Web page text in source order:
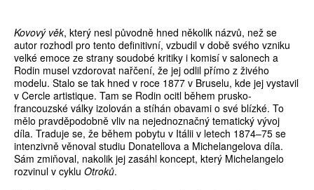
Kovový věk, který nesl původně hned několik názvů, než se
autor rozhodl pro tento definitivní, vzbudil v době svého vzniku
velké emoce ze strany soudobé kritiky i komisí v salonech a
Rodin musel vzdorovat nařčení, že jej odlil přímo z živého
modelu. Stalo se tak hned v roce 1877 v Bruselu, kde jej vystavil
v Cercle artistique. Tam se Rodin ocitl během prusko-
francouzské války izolován a stíhán obavami o své blízké. To
mělo pravděpodobně vliv na nejednoznačný tematický vývoj
díla. Traduje se, že během pobytu v Itálii v letech 1874–75 se
intenzivně věnoval studiu Donatellova a Michelangelova díla.
Sám zmiňoval, nakolik jej zasáhl koncept, který Michelangelo
rozvinul v cyklu Otroků.